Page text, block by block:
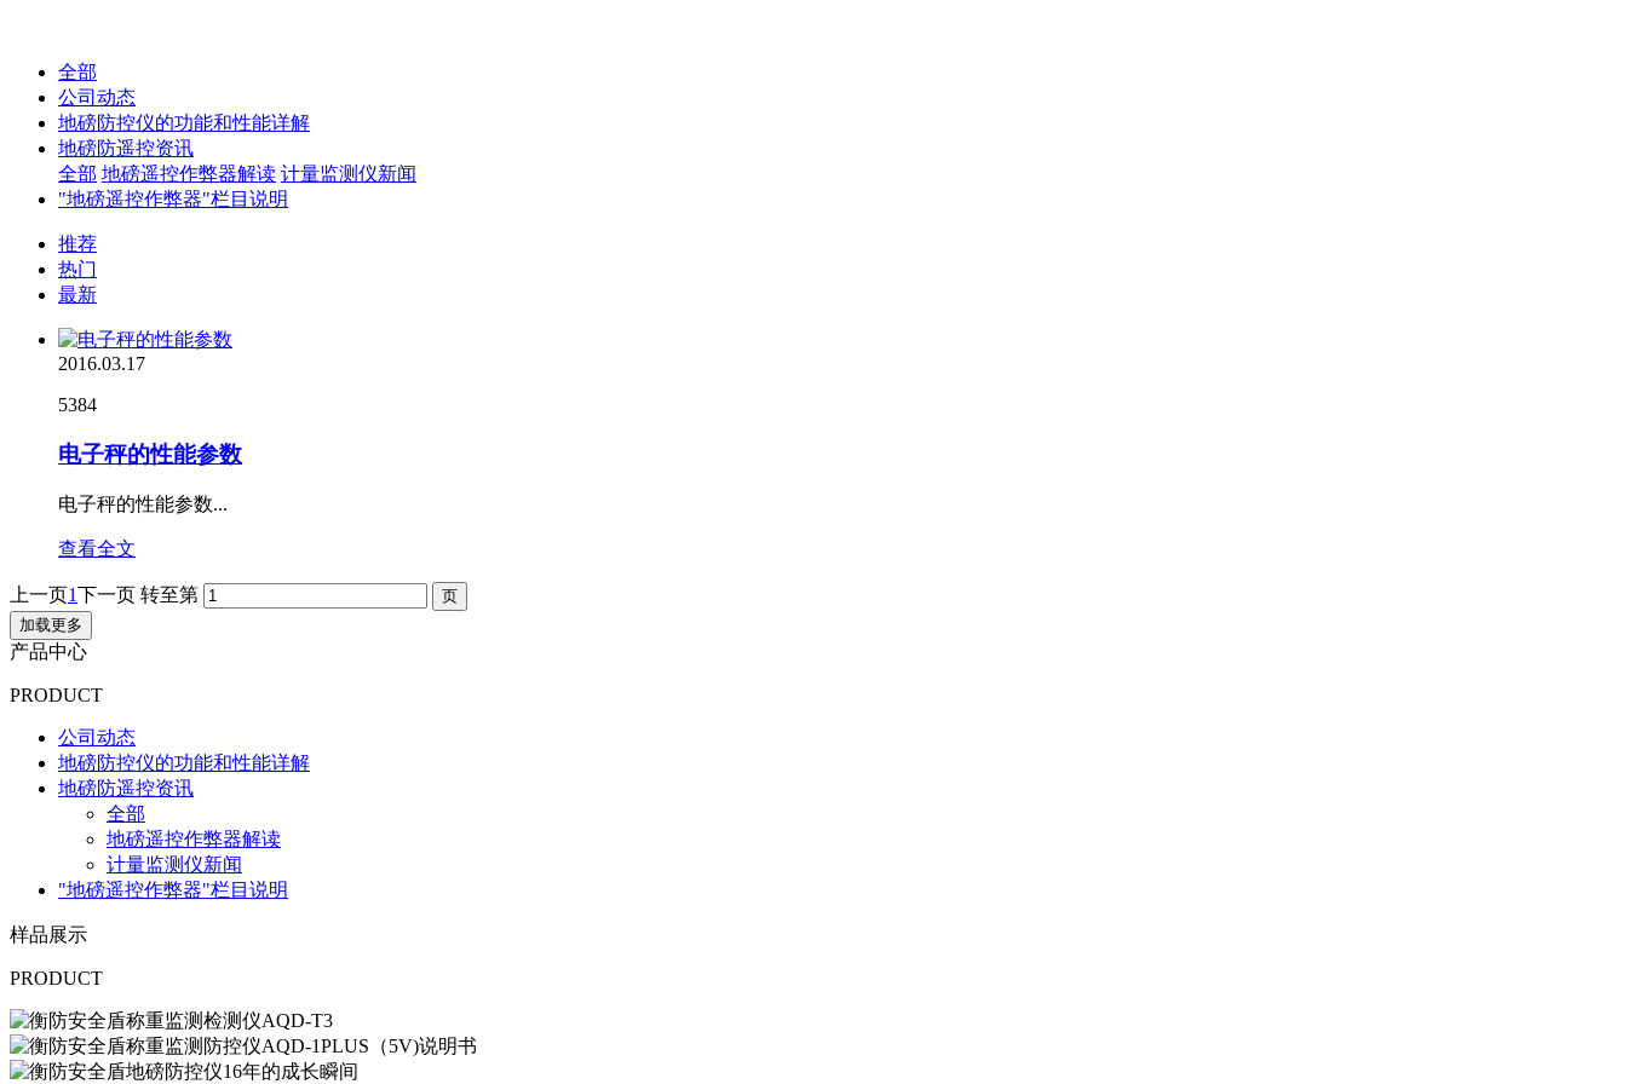
全部
公司动态
地磅防控仪的功能和性能详解
地磅防遥控资讯
全部 地磅遥控作弊器解读 计量监测仪新闻
"地磅遥控作弊器"栏目说明
推荐
热门
最新
2016.03.17
5384
电子秤的性能参数
电子秤的性能参数...
查看全文
上一页1下一页 转至第
加载更多
产品中心
PRODUCT
公司动态
地磅防控仪的功能和性能详解
地磅防遥控资讯
全部
地磅遥控作弊器解读
计量监测仪新闻
"地磅遥控作弊器"栏目说明
样品展示
PRODUCT